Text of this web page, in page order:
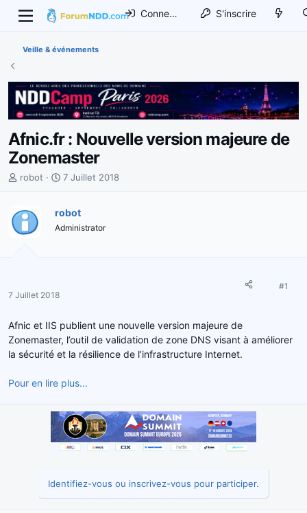
Connexion S'inscrire
Veille & événements
Afnic.fr : Nouvelle version majeure de
Zonemaster
I
t
i
r
e
l
a
i
robot
D
e
d
7 Juillet 2018
robot
Administrator
7 Juillet 2018
#1
Afnic et IIS publient une nouvelle version majeure de
Zonemaster, l’outil de validation de zone DNS visant à améliorer
la sécurité et la résilience de l’infrastructure Internet.
Pour en lire plus...
Identifiez-vous ou inscrivez-vous pour participer.